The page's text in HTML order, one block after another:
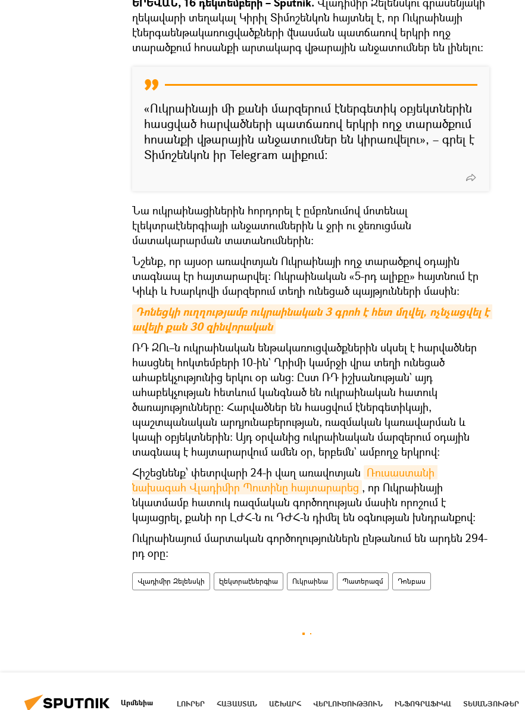
ղեկավարի տեղակալ Կիրիլ Տիմոշենկոն հայտնել է, որ Ուկրաինայի
էներգաենթակառուցվածքների վնասման պատճառով երկրի ողջ
տարածքում հոսանքի արտակարգ վթարային անջատումներ են լինելու։
«Ուկրաինայի մի քանի մարզերում էներգետիկ օբյեկտներին
հասցված հարվածների պատճառով երկրի ողջ տարածքում
հոսանքի վթարային անջատումներ են կիրառվելու», – գրել է
Տիմոշենկոն իր Telegram ալիքում։
Նա ուկրաինացիներին հորդորել է ըմբռնումով մոտենալ
էլեկտրաէներգիայի անջատումներին և ջրի ու ջեռուցման
մատակարարման տատանումներին։
Նշենք, որ այսօր առավոտյան Ուկրաինայի ողջ տարածքով օդային
տագնապ էր հայտարարվել։ Ուկրաինական «5-րդ ալիքը» հայտնում էր
Կիևի և Խարկովի մարզերում տեղի ունեցած պայթյունների մասին։
Դոնեցկի ուղղությամբ ուկրաինական 3 գրոհ է հետ մղվել, ոչնչացվել է
ավելի քան 30 զինվորական
ՌԴ ԶՈւ–ն ուկրաինական ենթակառուցվածքներին սկսել է հարվածներ
հասցնել հոկտեմբերի 10-ին` Ղրիմի կամրջի վրա տեղի ունեցած
ահաբեկչությունից երկու օր անց։ Ըստ ՌԴ իշխանության` այդ
ահաբեկչության հետևում կանգնած են ուկրաինական հատուկ
ծառայությունները։ Հարվածներ են հասցվում էներգետիկայի,
պաշտպանական արդյունաբերության, ռազմական կառավարման և
կապի օբյեկտներին։ Այդ օրվանից ուկրաինական մարզերում օդային
տագնապ է հայտարարվում ամեն օր, երբեմն` ամբողջ երկրով։
Հիշեցնենք՝ փետրվարի 24-ի վաղ առավոտյան Ռուսաստանի
նախագահ Վլադիմիր Պուտինը հայտարարեց , որ Ուկրաինայի
նկատմամբ հատուկ ռազմական գործողության մասին որոշում է
կայացրել, քանի որ ԼԺՀ-ն ու ԴԺՀ-ն դիմել են օգնության խնդրանքով։
Ուկրաինայում մարտական գործողություններն ընթանում են արդեն 294-
րդ օրը։
Վլադիմիր Զելենսկի էլեկտրաէներգիա Ուկրաինա Պատերազմ Դոնբաս
Արմենիա ԼՈՒՐԵՐ ՀԱՅԱՍՏԱՆ ԱՇԽԱՐՀ ՎԵՐԼՈՒԾՈՒԹՅՈՒՆ ԻՆՖՈԳՐԱՖԻԿԱ ՏԵՍԱՆՅՈՒԹԵՐ